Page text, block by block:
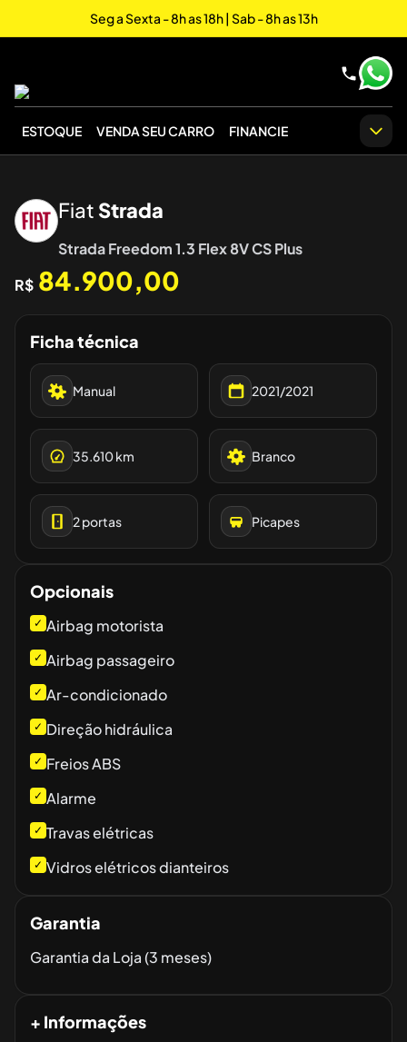
Seg a Sexta - 8h as 18h | Sab - 8h as 13h
ESTOQUE VENDA SEU CARRO FINANCIE
Fiat Strada
Strada Freedom 1.3 Flex 8V CS Plus
R$ 84.900,00
Ficha técnica
Manual 2021/2021
35.610km Branco
2portas Picapes
Opcionais
✓ Airbag motorista
✓ Airbag passageiro
✓ Ar-condicionado
✓ Direção hidráulica
✓ Freios ABS
✓ Alarme
✓ Travas elétricas
✓ Vidros elétricos dianteiros
Garantia
Garantia da Loja (3 meses)
+ Informações